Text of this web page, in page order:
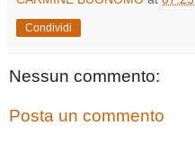
Condividi
Nessun commento:
Posta un commento